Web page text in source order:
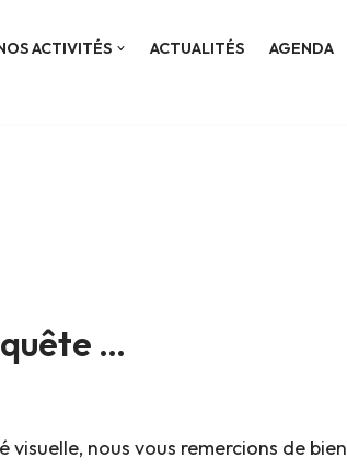
ACTIVITÉS ACTUALITÉS AGENDA
…
nous vous remercions de bien